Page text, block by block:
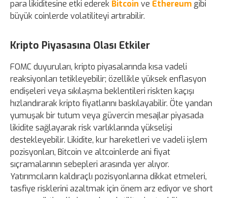
para likiditesine etki ederek Bitcoin ve Ethereum gibi
büyük coinlerde volatiliteyi artırabilir.
Kripto Piyasasına Olası Etkiler
FOMC duyuruları, kripto piyasalarında kısa vadeli
reaksiyonları tetikleyebilir; özellikle yüksek enflasyon
endişeleri veya sıkılaşma beklentileri riskten kaçışı
hızlandırarak kripto fiyatlarını baskılayabilir. Öte yandan
yumuşak bir tutum veya güvercin mesajlar piyasada
likidite sağlayarak risk varlıklarında yükselişi
destekleyebilir. Likidite, kur hareketleri ve vadeli işlem
pozisyonları, Bitcoin ve altcoinlerde ani fiyat
sıçramalarının sebepleri arasında yer alıyor.
Yatırımcıların kaldıraçlı pozisyonlarına dikkat etmeleri,
tasfiye risklerini azaltmak için önem arz ediyor ve short